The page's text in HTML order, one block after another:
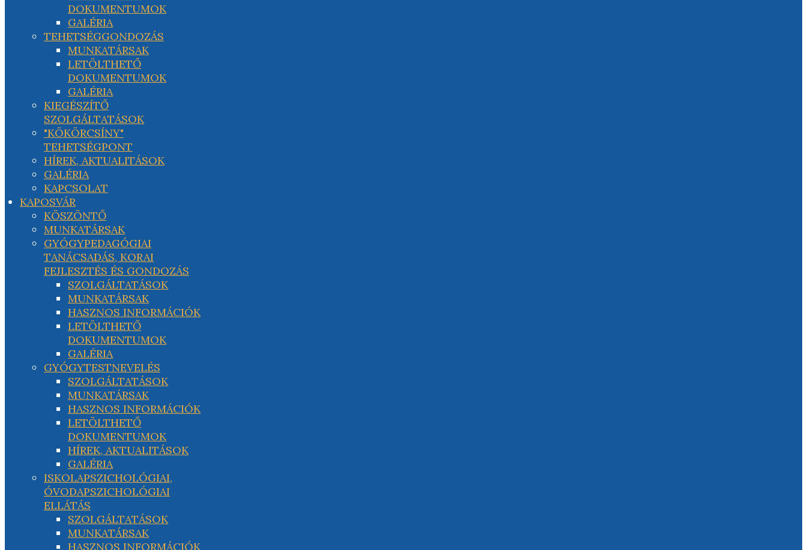
DOKUMENTUMOK
GALÉRIA
TEHETSÉGGONDOZÁS
MUNKATÁRSAK
LETÖLTHETŐ
DOKUMENTUMOK
GALÉRIA
KIEGÉSZÍTŐ
SZOLGÁLTATÁSOK
"KÖKÖRCSÍNY"
TEHETSÉGPONT
HÍREK, AKTUALITÁSOK
GALÉRIA
KAPCSOLAT
KAPOSVÁR
KÖSZÖNTŐ
MUNKATÁRSAK
GYÓGYPEDAGÓGIAI
TANÁCSADÁS, KORAI
FEJLESZTÉS ÉS GONDOZÁS
SZOLGÁLTATÁSOK
MUNKATÁRSAK
HASZNOS INFORMÁCIÓK
LETÖLTHETŐ
DOKUMENTUMOK
GALÉRIA
GYÓGYTESTNEVELÉS
SZOLGÁLTATÁSOK
MUNKATÁRSAK
HASZNOS INFORMÁCIÓK
LETÖLTHETŐ
DOKUMENTUMOK
HÍREK, AKTUALITÁSOK
GALÉRIA
ISKOLAPSZICHOLÓGIAI,
ÓVODAPSZICHOLÓGIAI
ELLÁTÁS
SZOLGÁLTATÁSOK
MUNKATÁRSAK
HASZNOS INFORMÁCIÓK